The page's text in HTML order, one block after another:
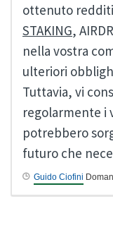
ottenuto
STAKING,
nella vostra
ulteriori
Tuttavia, vi
regolarmente i
potrebbero
futuro che
Guido Ciofini